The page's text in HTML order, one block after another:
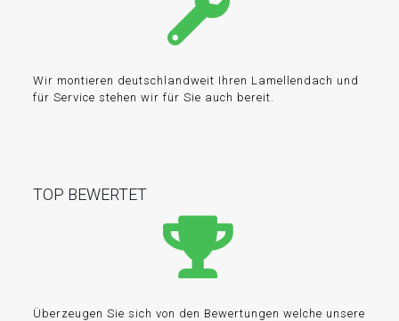
Wir montieren deutschlandweit Ihren Lamellendach und
für Service stehen wir für Sie auch bereit.
TOP BEWERTET
Überzeugen Sie sich von den Bewertungen welche unsere